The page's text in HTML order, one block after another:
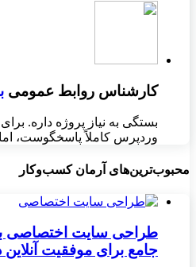
کارشناس روابط عمومی
بستگی به نیاز پروژه داره.
وردپرس کاملاً پاسخگوست،
محبوب‌ترین‌های آرمان کسب‌وکار
طراحی سایت اختصاصی
جامع برای موفقیت آنلاین در